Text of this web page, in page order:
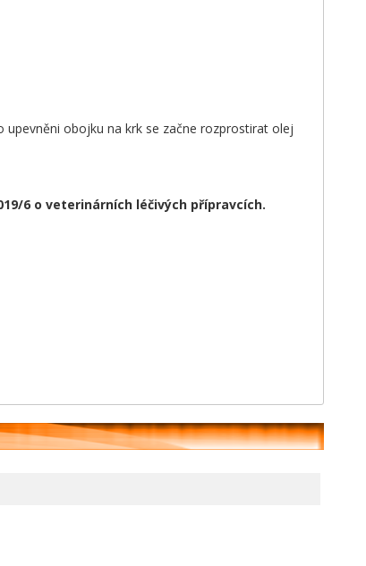
obojku na krk se začne rozprostirat olej
6 o veterinárních léčivých přípravcích.